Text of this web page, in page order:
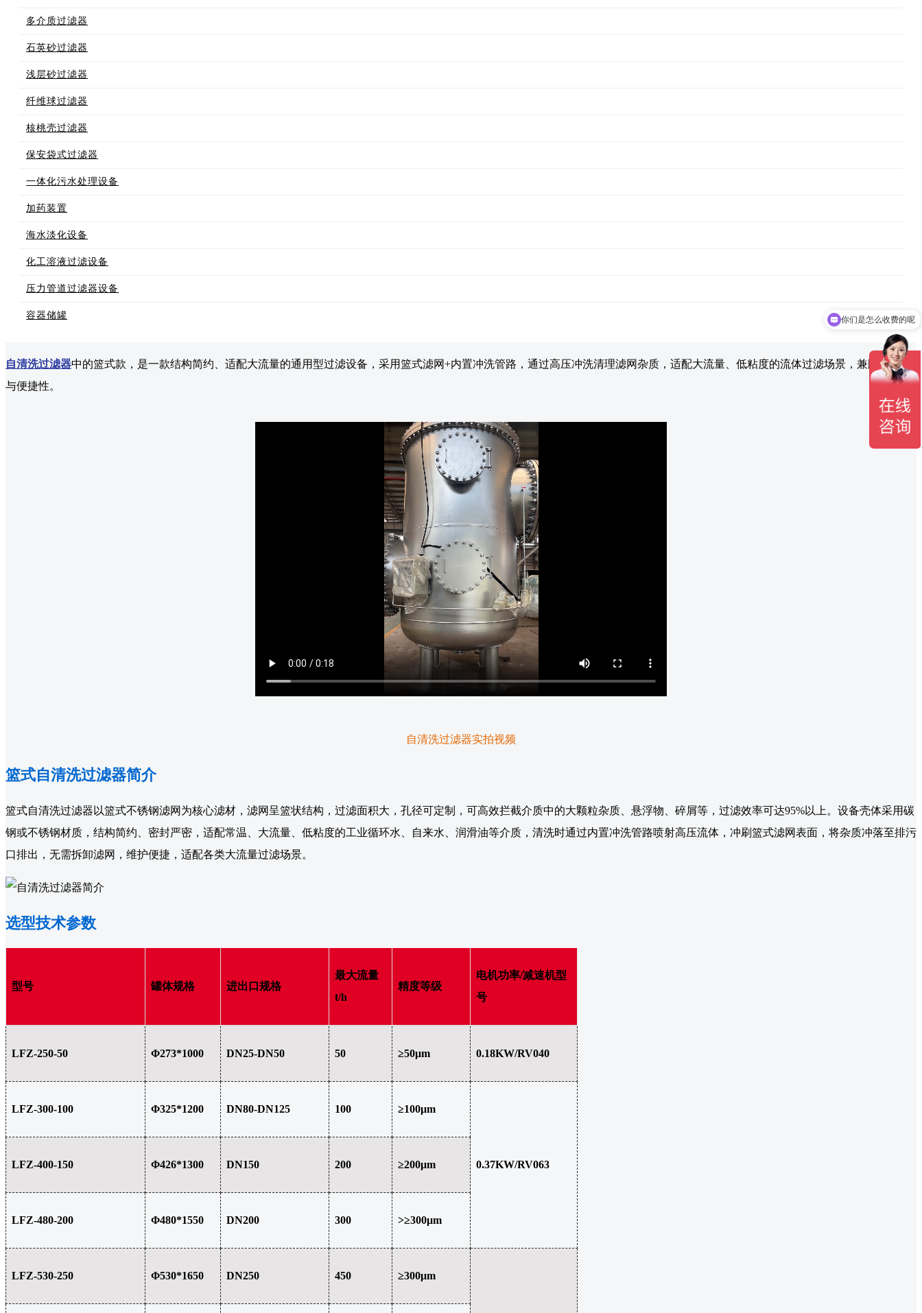
多介质过滤器
石英砂过滤器
浅层砂过滤器
纤维球过滤器
核桃壳过滤器
保安袋式过滤器
一体化污水处理设备
加药装置
海水淡化设备
化工溶液过滤设备
压力管道过滤器设备
容器储罐
自清洗过滤器中的篮式款，是一款结构简约、适配大流量的通用型过滤设备，采用篮式滤网+内置冲洗管路，通过高压冲洗清理滤网杂质，适配大流量、低粘度的流体过滤场景，兼顾实用性
与便捷性。
自清洗过滤器实拍视频
篮式自清洗过滤器简介
篮式自清洗过滤器以篮式不锈钢滤网为核心滤材，滤网呈篮状结构，过滤面积大，孔径可定制，可高效拦截介质中的大颗粒杂质、悬浮物、碎屑等，过滤效率可达95%以上。设备壳体采用碳
钢或不锈钢材质，结构简约、密封严密，适配常温、大流量、低粘度的工业循环水、自来水、润滑油等介质，清洗时通过内置冲洗管路喷射高压流体，冲刷篮式滤网表面，将杂质冲落至排污
口排出，无需拆卸滤网，维护便捷，适配各类大流量过滤场景。
选型技术参数
型号 罐体规格 进出口规格
最大流量
t/h
精度等级
电机功率/减速机型
号
LFZ-250-50 Φ273*1000 DN25-DN50 50 ≥50μm 0.18KW/RV040
LFZ-300-100 Φ325*1200 DN80-DN125 100 ≥100μm
0.37KW/RV063
LFZ-400-150 Φ426*1300 DN150 200 ≥200μm
LFZ-480-200 Φ480*1550 DN200 300 >≥300μm
LFZ-530-250 Φ530*1650 DN250 450 ≥300μm
你们是怎么收费的呢